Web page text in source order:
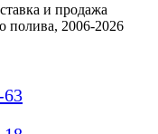
и продажа
полива, 2006-2026
63